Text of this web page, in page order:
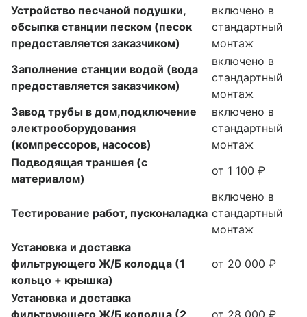
Устройство песчаной подушки,
обсыпка станции песком (песок
предоставляется заказчиком)
включено в
стандартный
монтаж
Заполнение станции водой (вода
предоставляется заказчиком)
включено в
стандартный
монтаж
Завод трубы в дом,подключение
электрооборудования
(компрессоров, насосов)
включено в
стандартный
монтаж
Подводящая траншея (с
материалом)
от 1 100 ₽
Тестирование работ, пусконаладка
включено в
стандартный
монтаж
Установка и доставка
фильтрующего Ж/Б колодца (1
кольцо + крышка)
от 20 000 ₽
Установка и доставка
фильтрующего Ж/Б колодца (2
от 28 000 ₽